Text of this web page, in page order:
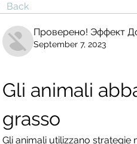
Back
Проверено! Эффект
September 7, 2023
Gli animali
grasso
Gli animali utilizzano